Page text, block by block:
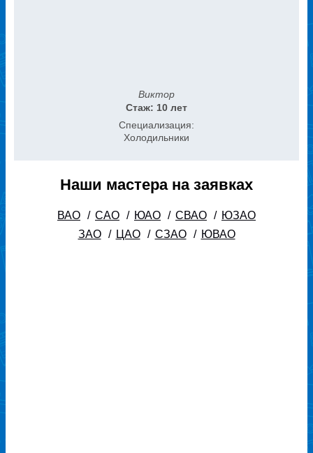
Виктор
Стаж: 10 лет
Специализация:
Холодильники
Наши мастера на заявках
ВАО / САО / ЮАО / СВАО / ЮЗАО
ЗАО
/ ЦАО / СЗАО / ЮВАО